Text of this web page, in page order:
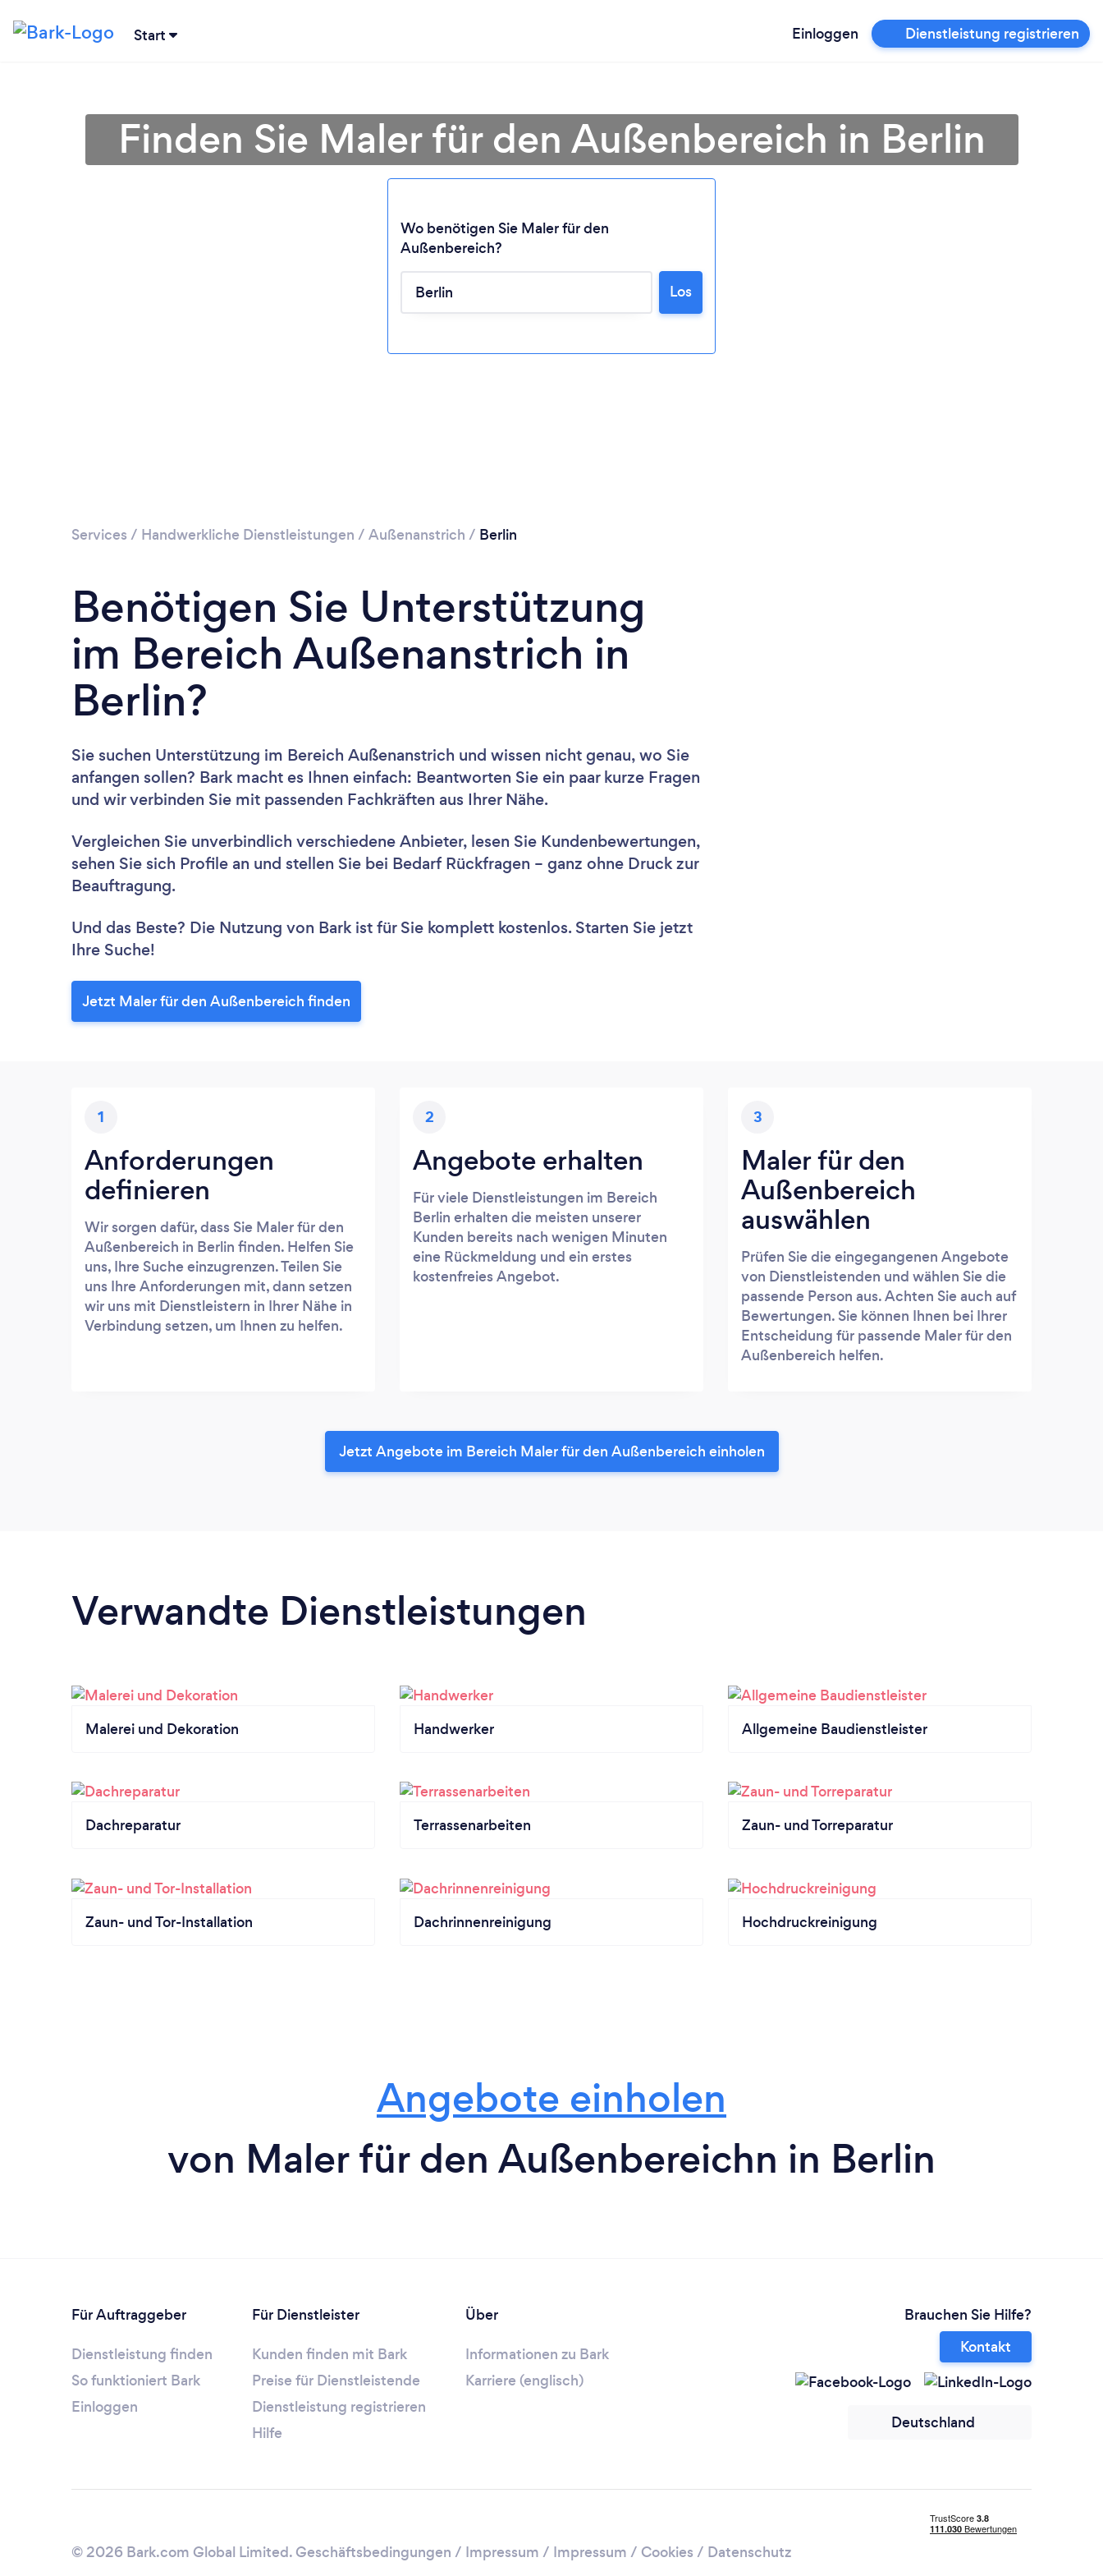
Start Einloggen Dienstleistung registrieren
Lädt ...
Finden Sie Maler für den Außenbereich in Berlin
Wo benötigen Sie Maler für den
Außenbereich?
Los
Services / Handwerkliche Dienstleistungen / Außenanstrich / Berlin
Benötigen Sie Unterstützung
im Bereich Außenanstrich in
Berlin?
Sie suchen Unterstützung im Bereich Außenanstrich und wissen nicht genau, wo Sie
anfangen sollen? Bark macht es Ihnen einfach: Beantworten Sie ein paar kurze Fragen
und wir verbinden Sie mit passenden Fachkräften aus Ihrer Nähe.
Vergleichen Sie unverbindlich verschiedene Anbieter, lesen Sie Kundenbewertungen,
sehen Sie sich Profile an und stellen Sie bei Bedarf Rückfragen – ganz ohne Druck zur
Beauftragung.
Und das Beste? Die Nutzung von Bark ist für Sie komplett kostenlos. Starten Sie jetzt
Ihre Suche!
Jetzt Maler für den Außenbereich finden
1
Anforderungen
definieren
Wir sorgen dafür, dass Sie Maler für den
Außenbereich in Berlin finden. Helfen Sie
uns, Ihre Suche einzugrenzen. Teilen Sie
uns Ihre Anforderungen mit, dann setzen
wir uns mit Dienstleistern in Ihrer Nähe in
Verbindung setzen, um Ihnen zu helfen.
2
Angebote erhalten
Für viele Dienstleistungen im Bereich
Berlin erhalten die meisten unserer
Kunden bereits nach wenigen Minuten
eine Rückmeldung und ein erstes
kostenfreies Angebot.
3
Maler für den
Außenbereich
auswählen
Prüfen Sie die eingegangenen Angebote
von Dienstleistenden und wählen Sie die
passende Person aus. Achten Sie auch auf
Bewertungen. Sie können Ihnen bei Ihrer
Entscheidung für passende Maler für den
Außenbereich helfen.
Jetzt Angebote im Bereich Maler für den Außenbereich einholen
Verwandte Dienstleistungen
Malerei und Dekoration Handwerker Allgemeine Baudienstleister
Dachreparatur Terrassenarbeiten Zaun- und Torreparatur
Zaun- und Tor-Installation Dachrinnenreinigung Hochdruckreinigung
Angebote einholen
von Maler für den Außenbereichn in Berlin
Für Auftraggeber
Dienstleistung finden
So funktioniert Bark
Einloggen
Für Dienstleister
Kunden finden mit Bark
Preise für Dienstleistende
Dienstleistung registrieren
Hilfe
Über
Informationen zu Bark
Karriere (englisch)
Brauchen Sie Hilfe?
Kontakt
Deutschland
© 2026 Bark.com Global Limited. Geschäftsbedingungen / Impressum / Impressum / Cookies / Datenschutz